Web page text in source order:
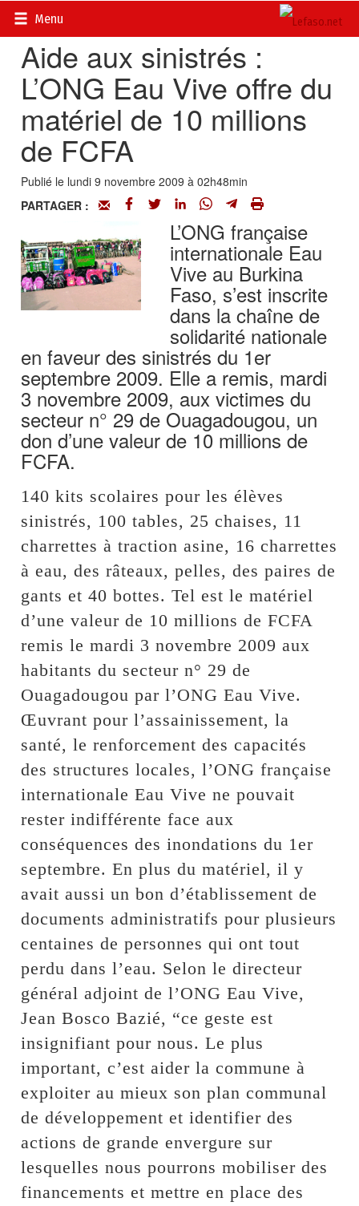
Menu
Accueil> Inondations au Burkina
Aide aux sinistrés :
L’ONG Eau Vive offre du
matériel de 10 millions
de FCFA
Publié le lundi 9 novembre 2009 à 02h48min
PARTAGER :
L’ONG française
internationale Eau
Vive au Burkina
Faso, s’est inscrite
dans la chaîne de
solidarité nationale
en faveur des sinistrés du 1er
septembre 2009. Elle a remis, mardi
3 novembre 2009, aux victimes du
secteur n° 29 de Ouagadougou, un
don d’une valeur de 10 millions de
FCFA.
140 kits scolaires pour les élèves
sinistrés, 100 tables, 25 chaises, 11
charrettes à traction asine, 16 charrettes
à eau, des râteaux, pelles, des paires de
gants et 40 bottes. Tel est le matériel
d’une valeur de 10 millions de FCFA
remis le mardi 3 novembre 2009 aux
habitants du secteur n° 29 de
Ouagadougou par l’ONG Eau Vive.
Œuvrant pour l’assainissement, la
santé, le renforcement des capacités
des structures locales, l’ONG française
internationale Eau Vive ne pouvait
rester indifférente face aux
conséquences des inondations du 1er
septembre. En plus du matériel, il y
avait aussi un bon d’établissement de
documents administratifs pour plusieurs
centaines de personnes qui ont tout
perdu dans l’eau. Selon le directeur
général adjoint de l’ONG Eau Vive,
Jean Bosco Bazié, “ce geste est
insignifiant pour nous. Le plus
important, c’est aider la commune à
exploiter au mieux son plan communal
de développement et identifier des
actions de grande envergure sur
lesquelles nous pourrons mobiliser des
financements et mettre en place des